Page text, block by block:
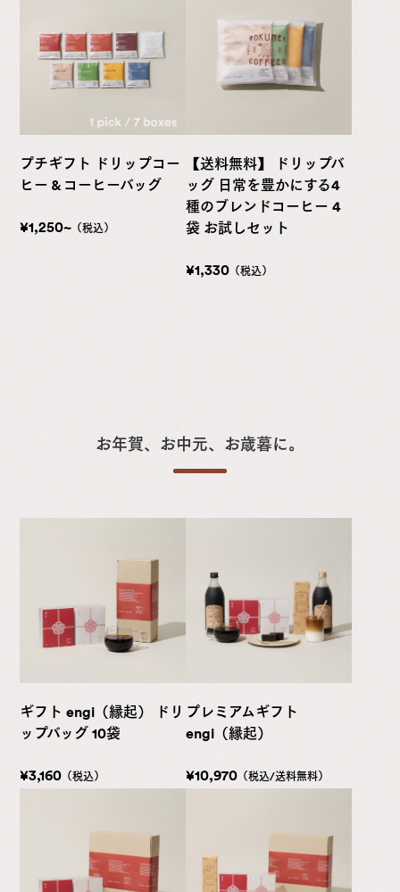
プチギフト ドリップコー
ヒー & コーヒーバッグ
¥1,250~ （税込）
【送料無料】 ドリップバ
ッグ 日常を豊かにする4
種のブレンドコーヒー 4
袋 お試しセット
¥1,330 （税込）
お年賀、お中元、お歳暮に。
ギフト engi（縁起） ドリ
ップバッグ 10袋
¥3,160 （税込）
プレミアムギフト
engi（縁起）
¥10,970 （税込/送料無料）